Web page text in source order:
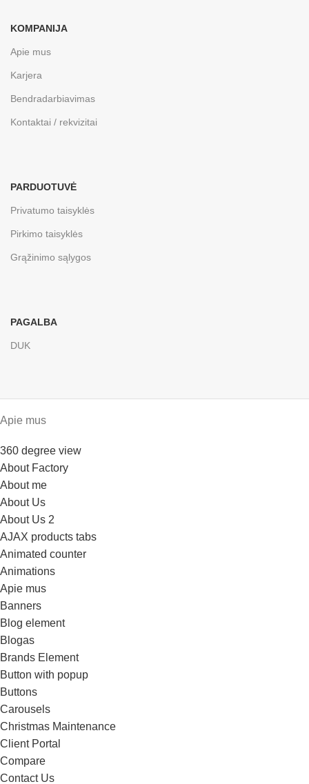
KOMPANIJA
Apie mus
Karjera
Bendradarbiavimas
Kontaktai / rekvizitai
PARDUOTUVĖ
Privatumo taisyklės
Pirkimo taisyklės
Grąžinimo sąlygos
PAGALBA
DUK
Apie mus
360 degree view
About Factory
About me
About Us
About Us 2
AJAX products tabs
Animated counter
Animations
Apie mus
Banners
Blog element
Blogas
Brands Element
Button with popup
Buttons
Carousels
Christmas Maintenance
Client Portal
Compare
Contact Us